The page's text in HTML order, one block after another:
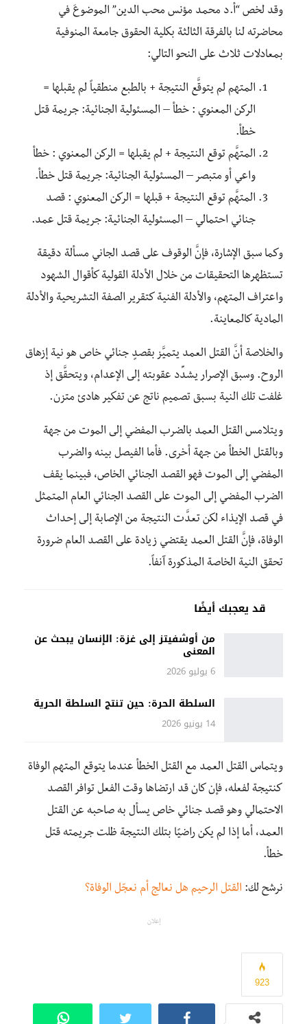
وقد لخص “أ.د محمد مؤنس محب الدين” الموضوعَ في
محاضرته لنا بالفرقة الثالثة بكلية الحقوق جامعة المنوفية
بمعادلات ثلاث على النحو التالي:
المتهم لم يتوقَّع النتيجة + بالطبع منطقياً لم يقبلها =
الركن المعنوي : خطأ – المسئولية الجنائية: جريمة قتل
خطأ.
المتهَّم توقع النتيجة + لم يقبلها = الركن المعنوي : خطأ
واعي أو متبصر – المسئولية الجنائية: جريمة قتل خطأ.
المتهَّم توقع النتيجة + قبلها = الركن المعنوي : قصد
جنائي احتمالي – المسئولية الجنائية: جريمة قتل عمد.
وكما سبق الإشارة، فإنَّ الوقوف على قصد الجاني مسألة دقيقة
تستظهرها التحقيقات من خلال الأدلة القولية كأقوال الشهود
واعتراف المتهم، والأدلة الفنية كتقرير الصفة التشريحية والأدلة
المادية كالمعاينة.
والخلاصة أنَّ القتل العمد يتميَّز بقصدٍ جنائي خاص هو نية إزهاق
الروح. وسبق الإصرار يشدِّد عقوبته إلى الإعدام، ويتحقَّق إذ
غلفت تلك النية بسبق تصميم ناتج عن تفكير هادئ متزن.
ويتلامس القتل العمد بالضرب المفضي إلى الموت من جهة
وبالقتل الخطأ من جهة أخرى. فأما الفيصل بينه والضرب
المفضي إلى الموت فهو القصد الجنائي الخاص، فبينما يقف
الضرب المفضي إلى الموت على القصد الجنائي العام المتمثل
في قصد الإيذاء لكن تعدَّت النتيجة من الإصابة إلى إحداث
الوفاة، فإنَّ القتل العمد يقتضي زيادة على القصد العام ضرورة
تحقق النية الخاصة المذكورة آنفاً.
قد يعجبك أيضًا
من أوشفيتز إلى غزة: الإنسان يبحث عن
المعنى
6 يوليو 2026
السلطة الحرة: حين تنتج السلطة الحرية
14 يونيو 2026
ويتماس القتل العمد مع القتل الخطأ عندما يتوقع المتهم الوفاة
كنتيجة لفعله، فإن كان قد ارتضاها وقت الفعل توافر القصد
الاحتمالي وهو قصد جنائي خاص يسأل به صاحبه عن القتل
العمد، أما إذا لم يكن راضيًا بتلك النتيجة ظلت جريمته قتل
خطأ.
نرشح لك: القتل الرحيم هل نعالج أم نعجّل الوفاة؟
إعلان
923